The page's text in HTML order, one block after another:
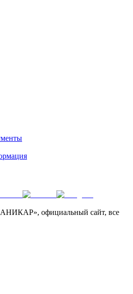
официальный сайт, все